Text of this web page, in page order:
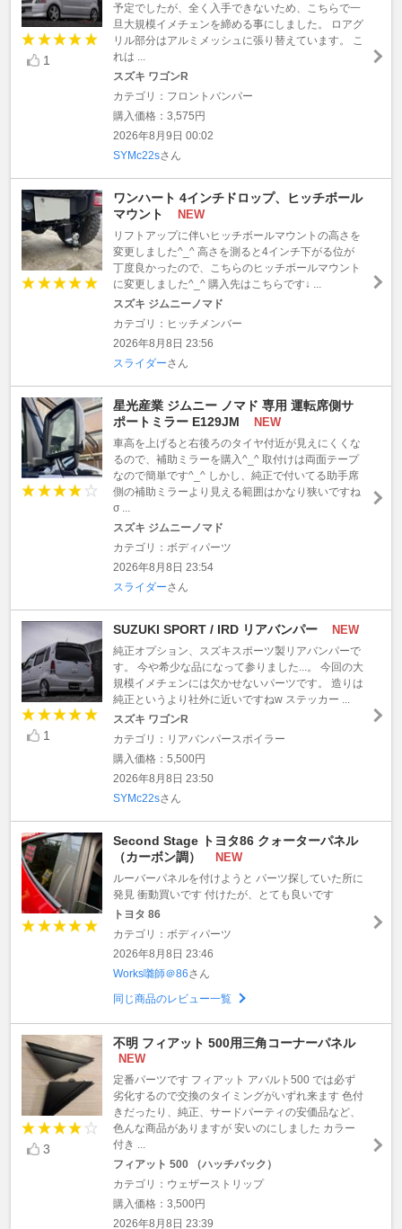
1
予定でしたが、全く入手できないため、こちらで一
旦大規模イメチェンを締める事にしました。 ロアグ
リル部分はアルミメッシュに張り替えています。 こ
れは ...
スズキ ワゴンR
カテゴリ：フロントバンパー
購入価格：3,575円
2026年8月9日 00:02
SYMc22sさん
ワンハート 4インチドロップ、ヒッチボール
マウント
NEW
リフトアップに伴いヒッチボールマウントの高さを
変更しました^_^ 高さを測ると4インチ下がる位が
丁度良かったので、こちらのヒッチボールマウント
に変更しました^_^ 購入先はこちらです↓ ...
スズキ ジムニーノマド
カテゴリ：ヒッチメンバー
2026年8月8日 23:56
スライダーさん
星光産業 ジムニー ノマド 専用 運転席側サ
ポートミラー E129JM
NEW
車高を上げると右後ろのタイヤ付近が見えにくくな
るので、補助ミラーを購入^_^ 取付けは両面テープ
なので簡単です^_^ しかし、純正で付いてる助手席
側の補助ミラーより見える範囲はかなり狭いですね
σ ...
スズキ ジムニーノマド
カテゴリ：ボディパーツ
2026年8月8日 23:54
スライダーさん
1
SUZUKI SPORT / IRD リアバンパー NEW
純正オプション、スズキスポーツ製リアバンパーで
す。 今や希少な品になって参りました...。 今回の大
規模イメチェンには欠かせないパーツです。 造りは
純正というより社外に近いですねw ステッカー ...
スズキ ワゴンR
カテゴリ：リアバンパースポイラー
購入価格：5,500円
2026年8月8日 23:50
SYMc22sさん
Second Stage トヨタ86 クォーターパネル
（カーボン調）
NEW
ルーバーパネルを付けようと パーツ探していた所に
発見 衝動買いです 付けたが、とても良いです
トヨタ 86
カテゴリ：ボディパーツ
2026年8月8日 23:46
Works囃師＠86さん
同じ商品のレビュー一覧
3
不明 フィアット 500用三角コーナーパネル
NEW
定番パーツです フィアット アバルト500 では必ず
劣化するので交換のタイミングがいずれ来ます 色付
きだったり、純正、サードパーティの安価品など、
色んな商品がありますが 安いのにしました カラー
付き ...
フィアット 500 （ハッチバック）
カテゴリ：ウェザーストリップ
購入価格：3,500円
2026年8月8日 23:39